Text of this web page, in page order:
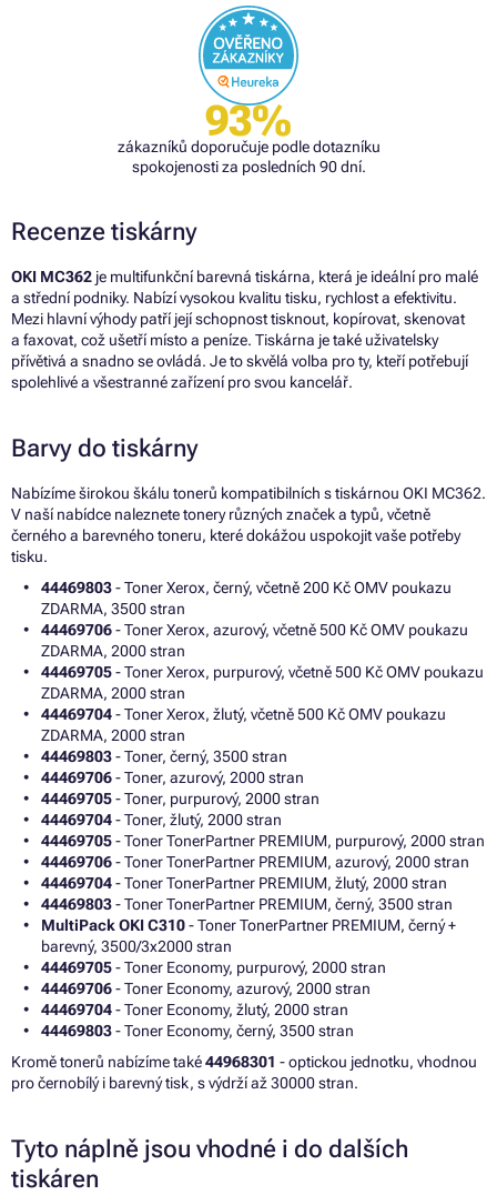
93%
zákazníků doporučuje podle dotazníku
spokojenosti za posledních 90 dní.
Recenze tiskárny
OKI MC362 je multifunkční barevná tiskárna, která je ideální pro malé
a střední podniky. Nabízí vysokou kvalitu tisku, rychlost a efektivitu.
Mezi hlavní výhody patří její schopnost tisknout, kopírovat, skenovat
a faxovat, což ušetří místo a peníze. Tiskárna je také uživatelsky
přívětivá a snadno se ovládá. Je to skvělá volba pro ty, kteří potřebují
spolehlivé a všestranné zařízení pro svou kancelář.
Barvy do tiskárny
Nabízíme širokou škálu tonerů kompatibilních s tiskárnou OKI MC362.
V naší nabídce naleznete tonery různých značek a typů, včetně
černého a barevného toneru, které dokážou uspokojit vaše potřeby
tisku.
44469803- Toner Xerox, černý, včetně 200 Kč OMV poukazu
ZDARMA, 3500 stran
44469706- Toner Xerox, azurový, včetně 500 Kč OMV poukazu
ZDARMA, 2000 stran
44469705- Toner Xerox, purpurový, včetně 500 Kč OMV poukazu
ZDARMA, 2000 stran
44469704- Toner Xerox, žlutý, včetně 500 Kč OMV poukazu
ZDARMA, 2000 stran
44469803- Toner, černý, 3500 stran
44469706- Toner, azurový, 2000 stran
44469705- Toner, purpurový, 2000 stran
44469704- Toner, žlutý, 2000 stran
44469705- Toner TonerPartner PREMIUM, purpurový, 2000 stran
44469706- Toner TonerPartner PREMIUM, azurový, 2000 stran
44469704- Toner TonerPartner PREMIUM, žlutý, 2000 stran
44469803- Toner TonerPartner PREMIUM, černý, 3500 stran
MultiPack OKI C310- Toner TonerPartner PREMIUM, černý +
barevný, 3500/3x2000 stran
44469705- Toner Economy, purpurový, 2000 stran
44469706- Toner Economy, azurový, 2000 stran
44469704- Toner Economy, žlutý, 2000 stran
44469803- Toner Economy, černý, 3500 stran
Kromě tonerů nabízíme také44968301 - optickou jednotku, vhodnou
pro černobílý i barevný tisk, s výdrží až 30000 stran.
Tyto náplně jsou vhodné i do dalších
tiskáren